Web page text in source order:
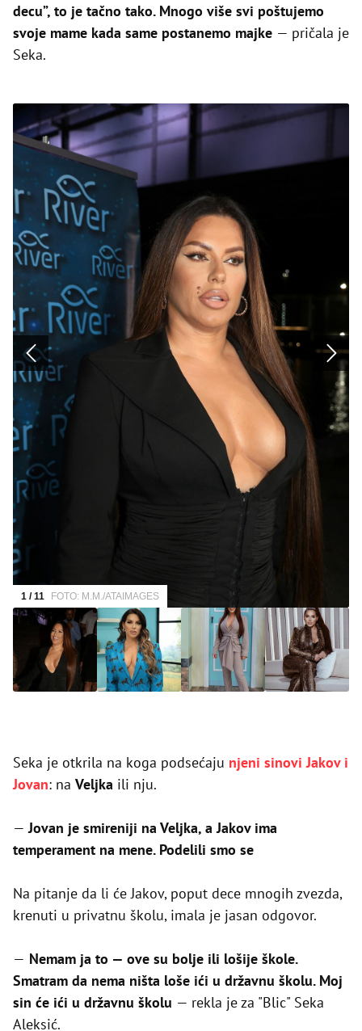
decu”, to je tačno tako. Mnogo više svi poštujemo
svoje mame kada same postanemo majke — pričala je
Seka.
1 / 11 FOTO: M.M./ATAIMAGES
Seka je otkrila na koga podsećaju njeni sinovi Jakov i
Jovan: na Veljka ili nju.
—Jovan je smireniji na Veljka, a Jakov ima
temperament na mene. Podelili smo se
Na pitanje da li će Jakov, poput dece mnogih zvezda,
krenuti u privatnu školu, imala je jasan odgovor.
— Nemam ja to — ove su bolje ili lošije škole.
Smatram da nema ništa loše ići u državnu školu. Moj
sin će ići u državnu školu — rekla je za "Blic" Seka
Aleksić.